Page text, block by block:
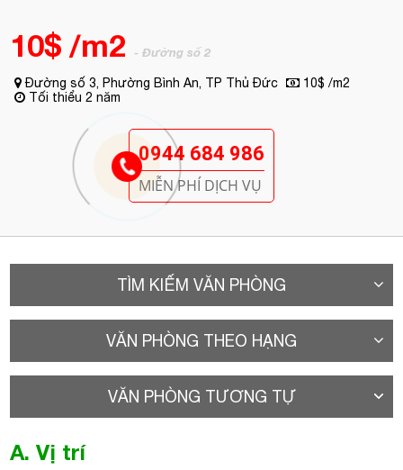
10$ /m2 - Đường số 2
Đường số 3, Phường Bình An, TP Thủ Đức
10$ /m2
Tối thiểu 2 năm
0944 684 986
MIỄN PHÍ DỊCH VỤ
TÌM KIẾM VĂN PHÒNG
VĂN PHÒNG THEO HẠNG
VĂN PHÒNG TƯƠNG TỰ
A. Vị trí